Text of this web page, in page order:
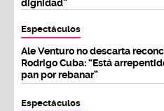
dignidad”
Espectáculos
Ale Venturo no descarta
Rodrigo Cuba: “Está
pan por rebanar”
Espectáculos